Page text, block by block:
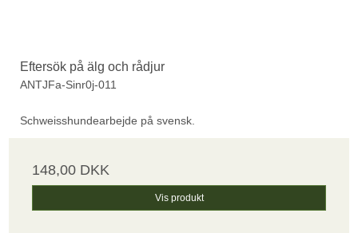
Eftersök på älg och rådjur
ANTJFa-Sinr0j-011
Schweisshundearbejde på svensk.
148,00 DKK
Vis produkt